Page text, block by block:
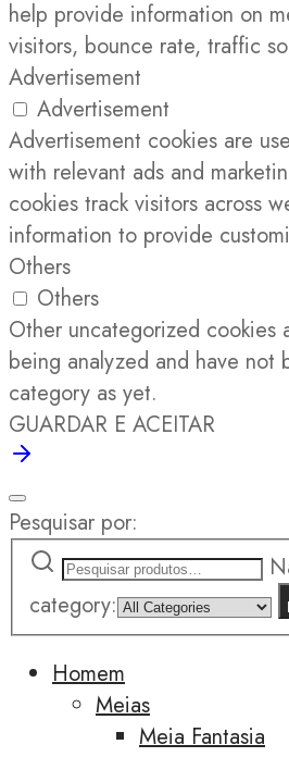
help provide information on
visitors, bounce rate, traffic
Advertisement
Advertisement
Advertisement cookies are
with relevant ads and
cookies track visitors across
information to provide
Others
Others
Other uncategorized cookies
being analyzed and have not
category as yet.
GUARDAR E ACEITAR
Pesquisar por:
category:
Homem
Meias
Meia Fantasia